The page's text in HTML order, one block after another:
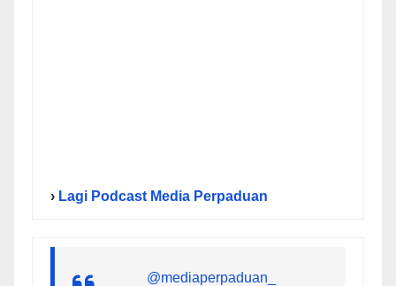
› Lagi Podcast Media Perpaduan
@mediaperpaduan_